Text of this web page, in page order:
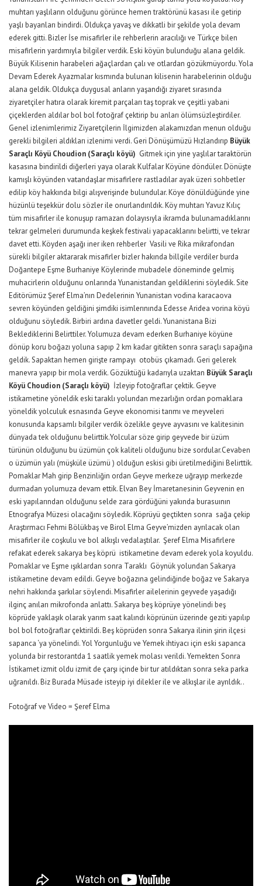
muhtarı yaşlıların olduğunu görünce hemen traktörünü kasası ile getirip
yaşlı bayanları bindirdi. Oldukça yavaş ve dikkatli bir şekilde yola devam
ederek gitti. Bizler İse misafirler ile rehberlerin aracılığı ve Türkçe bilen
misafirlerin yardımıyla bilgiler verdik. Eski köyün bulunduğu alana geldik.
Büyük Kilisenin harabeleri ağaçlardan çalı ve otlardan gözükmüyordu. Yola
Devam Ederek Ayazmalar kısmında bulunan kilisenin harabelerinin olduğu
alana geldik. Oldukça duygusal anların yaşandığı ziyaret sırasında
ziyaretçiler hatıra olarak kiremit parçaları taş toprak ve çeşitli yabani
çiçeklerden aldılar bol bol fotoğraf çektirip bu anları ölümsüzleştirdiler.
Genel izlenimlerimiz Ziyaretçilerin İlgimizden alakamızdan menun olduğu
gerekli bilgileri aldıkları izlenimi verdi. Geri Dönüşümüzü Hızlandırıp Büyük
Saraçlı Köyü Choudion (Saraçlı köyü) Gitmek için yine yaşlılar taraktörün
kasasına bindirildi diğerleri yaya olarak Kulfalar Köyüne döndüler. Dönüşte
kamışlı köyünden vatandaşlar misafirlere rastladılar ayak üzeri sohbetler
edilip köy hakkında bilgi alışverişinde bulundular. Köye dönüldüğünde yine
hüzünlü teşekkür dolu sözler ile onurlandırıldık. Köy muhtarı Yavuz Kılıç
tüm misafirler ile konuşup ramazan dolayısıyla ikramda bulunamadıklarını
tekrar gelmeleri durumunda keşkek festivali yapacaklarını belirtti, ve tekrar
davet etti. Köyden aşağı iner iken rehberler Vasili ve Rika mikrafondan
sürekli bilgiler aktararak misafirler bizler hakında billgile verdiler burda
Doğantepe Eşme Burhaniye Köylerinde mubadele döneminde gelmiş
muhacirlerin olduğunu onlarında Yunanistandan geldiklerini söyledik. Site
Editörümüz Şeref Elma’nın Dedelerinin Yunanistan vodina karacaova
sevren köyünden geldiğini şimdiki isimlerınında Edesse Aridea vorina köyü
olduğunu söyledik. Birbiri ardına davetler geldi. Yunanistana Bizi
Beklediklerini Belirttiler. Yolumuza devam ederken Burhaniye köyüne
dönüp koru boğazı yoluna sapıp 2 km kadar gitikten sonra saraçlı sapağına
geldik. Sapaktan hemen girişte rampayı otobüs çıkamadı. Geri gelerek
manevra yapıp bir mola verdik. Gözüktüğü kadarıyla uzaktan Büyük Saraçlı
Köyü Choudion (Saraçlı köyü) İzleyip fotoğraflar çektik. Geyve
istikametine yöneldik eski taraklı yolundan mezarlığın ordan pomaklara
yöneldik yolculuk esnasında Geyve ekonomisi tarımı ve meyveleri
konusunda kapsamlı bilgiler verdik özelikle geyve ayvasını ve kalitesinin
dünyada tek olduğunu belirttik.Yolcular söze girip geyvede bir üzüm
türünün olduğunu bu üzümün çok kaliteli olduğunu bize sordular.Cevaben
o üzümün yalı (müşküle üzümü ) olduğun eskisi gibi üretilmediğini Belirttik.
Pomaklar Mah girip Benzinliğin ordan Geyve merkeze uğrayıp merkezde
durmadan yolumuza devam ettik. Elvan Bey İmaretanesinin Geyvenin en
eski yapılarından olduğunu selde zara gördüğüni yakında burasuının
Etnografya Müzesi olacağını söyledik. Köprüyü geçtikten sonra sağa çekip
Araştırmacı Fehmi Bölükbaş ve Birol Elma Geyve’mizden ayrılacak olan
misafirler ile coşkulu ve bol alkışlı vedalaştılar. Şeref Elma Misafirlere
refakat ederek sakarya beş köprü istikametine devam ederek yola koyuldu.
Pomaklar ve Eşme ışıklardan sonra Taraklı Göynük yolundan Sakarya
istikametine devam edildi. Geyve boğazına gelindiğinde boğaz ve Sakarya
nehri hakkında şarkılar söylendi. Misafirler ailelerinin geyvede yaşadığı
ilginç anıları mikrofonda anlattı. Sakarya beş köprüye yönelindi beş
köprüde yaklaşık olarak yarım saat kalındı köprünün üzerinde geziti yapılıp
bol bol fotoğraflar çektirildi. Beş köprüden sonra Sakarya ilinin şirin ilçesi
sapanca ‘ya yönelindi. Yol Yorgunluğu ve Yemek ihtiyacı için eski sapanca
yolunda bir restorantda 1 saatlik yemek molası verildi. Yemekten Sonra
İstikamet izmit oldu izmit de çarşı içinde bir tur atıldıktan sonra seka parka
uğranıldı. Biz Burada Müsade isteyip iyi dilekler ile ve alkışlar ile ayrıldık..
Fotoğraf ve Video = Şeref Elma